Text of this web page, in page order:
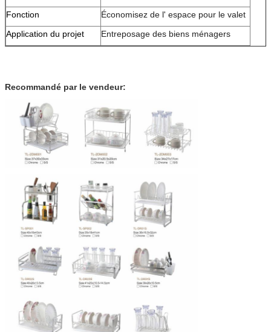
Fonction
Économisez de l' espace pour le valet
Application du projet
Entreposage des biens ménagers
Recommandé par le vendeur: